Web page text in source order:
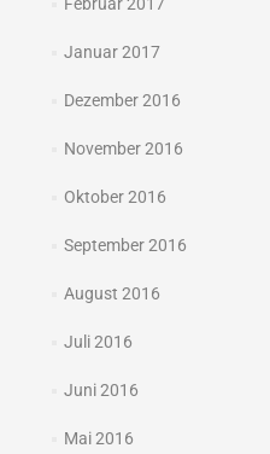
Januar 2017
Dezember 2016
November 2016
Oktober 2016
September 2016
August 2016
Juli 2016
Juni 2016
Mai 2016